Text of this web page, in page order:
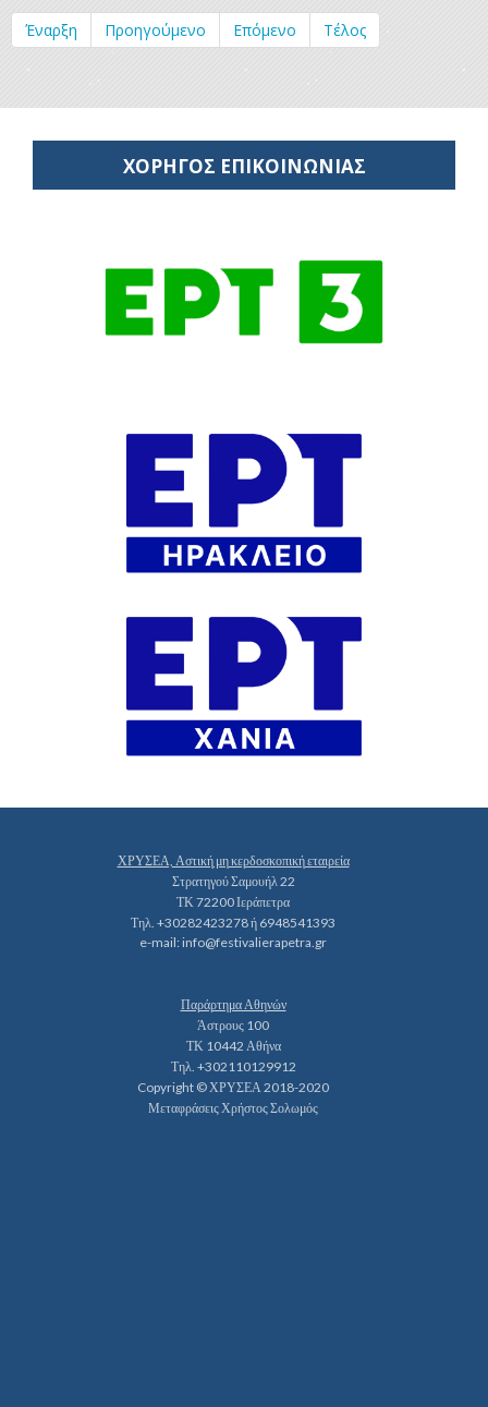
Έναρξη Προηγούμενο Επόμενο Τέλος
ΧΟΡΗΓΟΣ ΕΠΙΚΟΙΝΩΝΙΑΣ
ΧΡΥΣΕΑ, Αστική μη κερδοσκοπική εταιρεία
Στρατηγού Σαμουήλ 22
ΤΚ 72200 Ιεράπετρα
Τηλ. +30282423278 ή 6948541393
e-mail:info@festivalierapetra.gr
Παράρτημα Αθηνών
Άστρους 100
ΤΚ 10442 Αθήνα
Τηλ. +302110129912
Copyright © ΧΡΥΣΕΑ 2018-2020
Μεταφράσεις Χρήστος Σολωμός